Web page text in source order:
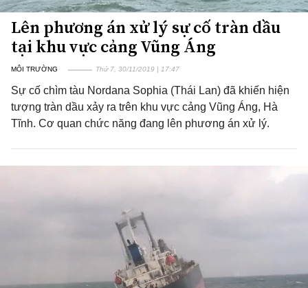
Lên phương án xử lý sự cố tràn dầu
tại khu vực cảng Vũng Áng
MÔI TRƯỜNG Thứ 7, 30/11/2019 | 17:47
Sự cố chìm tàu Nordana Sophia (Thái Lan) đã khiến hiện
tượng tràn dầu xảy ra trên khu vực cảng Vũng Áng, Hà
Tĩnh. Cơ quan chức năng đang lên phương án xử lý.